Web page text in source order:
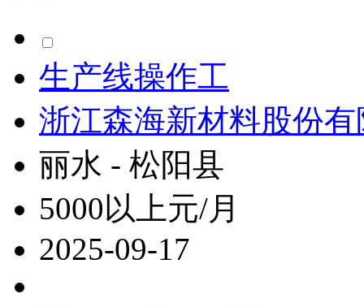
生产线操作工
浙江森海新材料股份
丽水 - 松阳县
5000以上元/月
2025-09-17